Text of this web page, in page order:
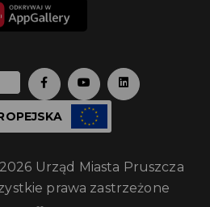
Urząd Miasta Pruszcza
prawa zastrzeżone